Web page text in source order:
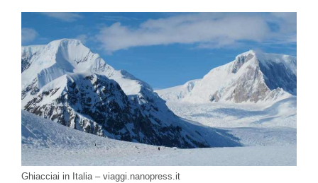
Ghiacciai in Italia – viaggi.nanopress.it